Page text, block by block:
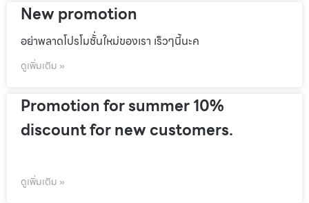
New promotion
อย่าพลาดโปรโมชั้่นใหม่ของเรา เร็วๆนี้นะค
ดูเพิ่มเติม »
Promotion for summer 10%
discount for new customers.
ดูเพิ่มเติม »